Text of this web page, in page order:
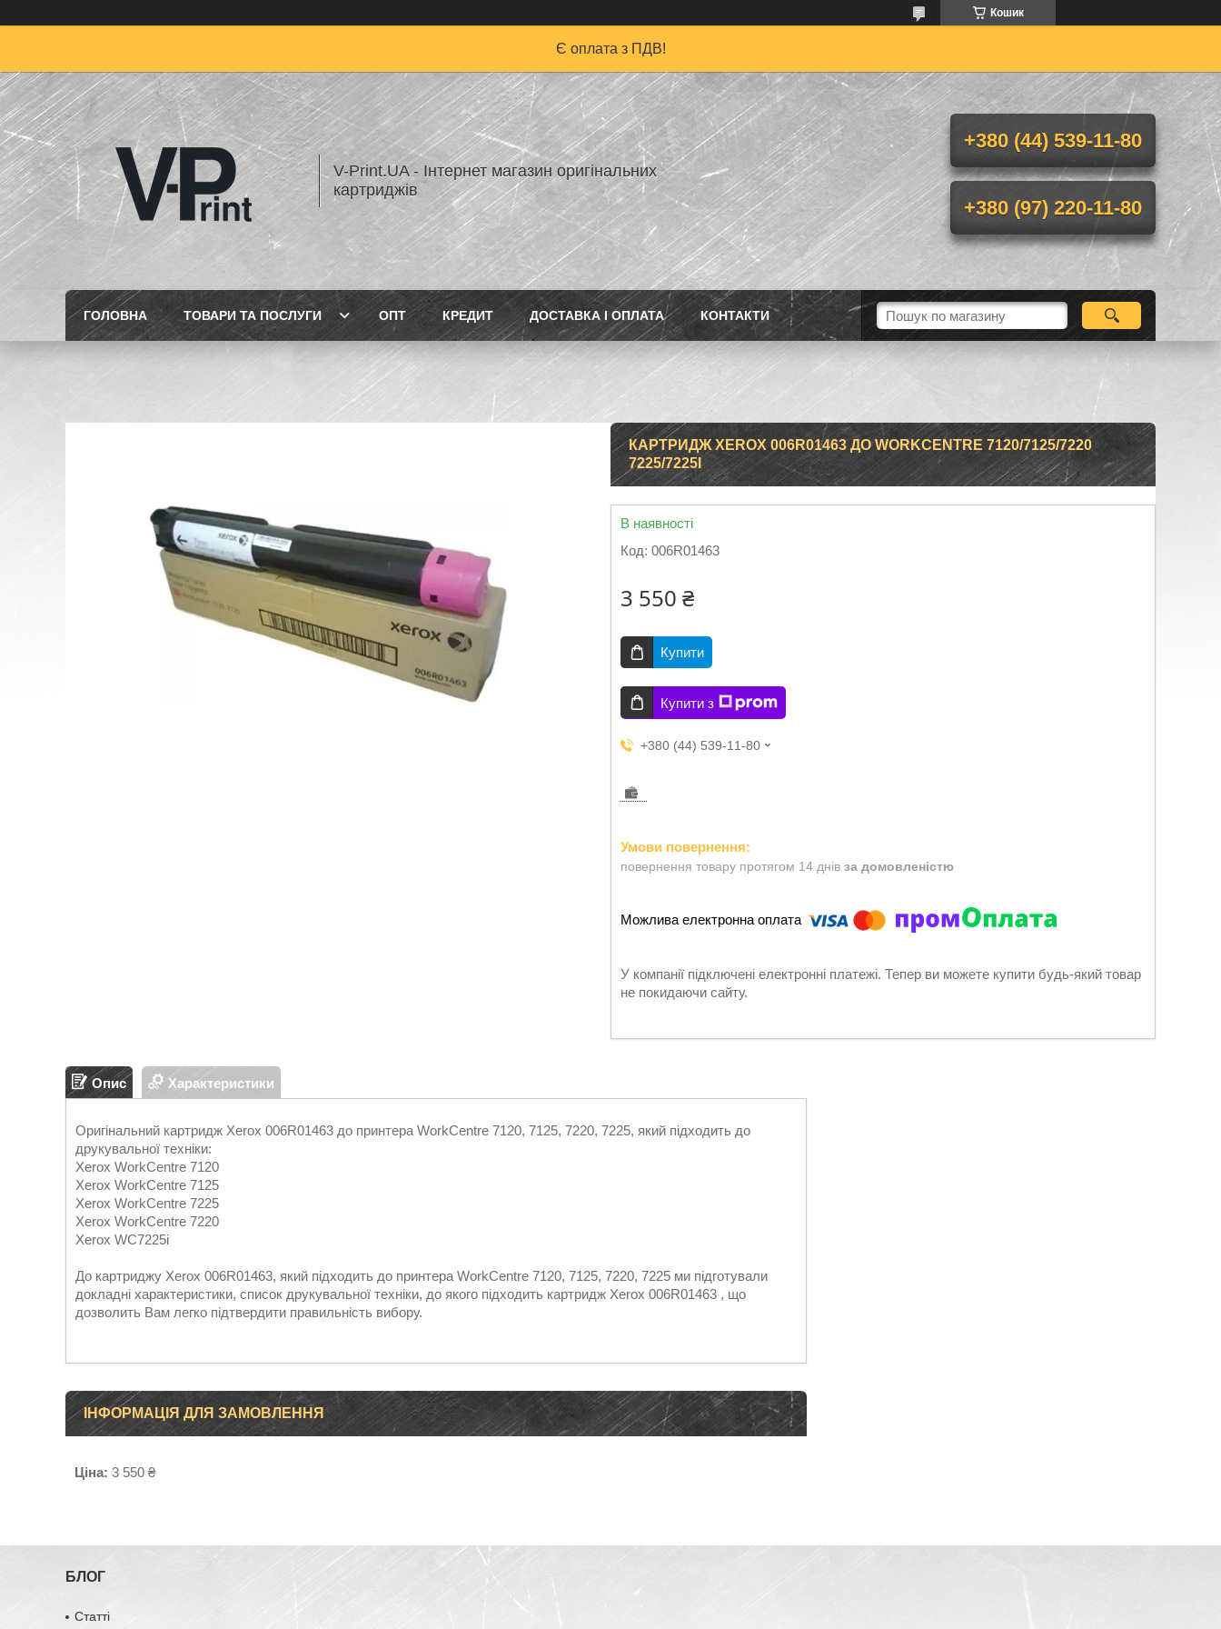
Кошик
Є оплата з ПДВ!
V-Print.UA - Інтернет магазин оригінальних
картриджів
+380 (44) 539-11-80
+380 (97) 220-11-80
ГОЛОВНА ТОВАРИ ТА ПОСЛУГИ ОПТ КРЕДИТ ДОСТАВКА І ОПЛАТА КОНТАКТИ
КАРТРИДЖ XEROX 006R01463 ДО WORKCENTRE 7120/7125/7220
7225/7225I
В наявності
Код: 006R01463
3 550 ₴
Купити
Купити з
+380 (44) 539-11-80
повернення товару протягом 14 днів за домовленістю
У компанії підключені електронні платежі. Тепер ви можете купити будь-який товар
не покидаючи сайту.
Опис Характеристики
Оригінальний картридж Xerox 006R01463 до принтера WorkCentre 7120, 7125, 7220, 7225, який підходить до
друкувальної техніки:
Xerox WorkCentre 7120
Xerox WorkCentre 7125
Xerox WorkCentre 7225
Xerox WorkCentre 7220
Xerox WC7225i
До картриджу Xerox 006R01463, який підходить до принтера WorkCentre 7120, 7125, 7220, 7225 ми підготували
докладні характеристики, список друкувальної техніки, до якого підходить картридж Xerox 006R01463 , що
дозволить Вам легко підтвердити правильність вибору.
ІНФОРМАЦІЯ ДЛЯ ЗАМОВЛЕННЯ
Ціна: 3 550 ₴
БЛОГ
Статті